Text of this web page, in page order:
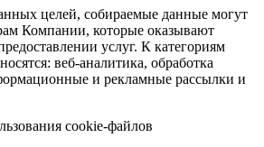
целей, собираемые данные могут
Компании, которые оказывают
услуг. К категориям
веб-аналитика, обработка
и рекламные рассылки и
cookie-файлов